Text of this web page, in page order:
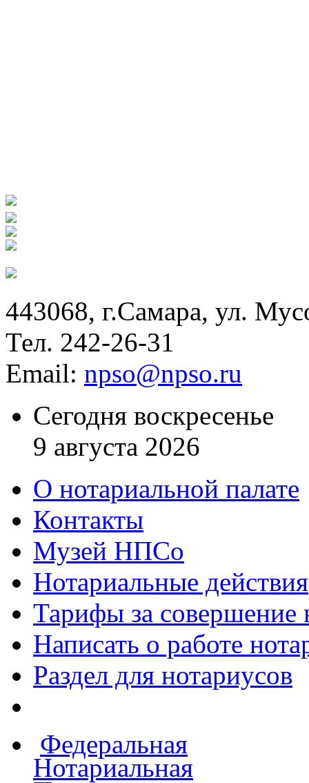
443068, г.Самара, ул.
Тел. 242-26-31
Email: npso@npso.ru
Сегодня воскресенье
9 августа 2026
О нотариальной палате
Контакты
Музей НПСо
Нотариальные действия
Тарифы за совершение
Написать о работе
Раздел для нотариусов
Федеральная
Нотариальная